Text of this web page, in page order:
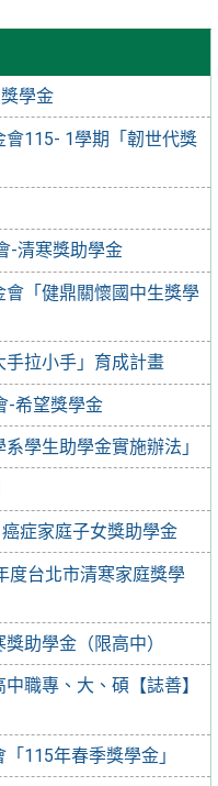
學金
115- 1學期「韌世代獎
-清寒獎助學金
「健鼎關懷國中生獎學
拉小手」育成計畫
-希望獎學金
學生助學金實施辦法」
症家庭子女獎助學金
度台北市清寒家庭獎學
助學金（限高中）
職專、大、碩【誌善】
115年春季獎學金」